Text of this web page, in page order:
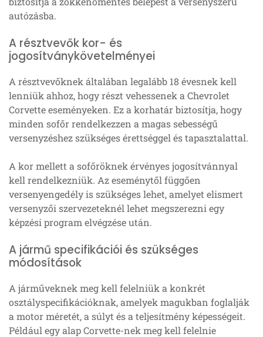
autózásba.
A résztvevők kor- és
jogosítványkövetelményei
A résztvevőknek általában legalább 18 évesnek kell
lenniük ahhoz, hogy részt vehessenek a Chevrolet
Corvette eseményeken. Ez a korhatár biztosítja, hogy
minden sofőr rendelkezzen a magas sebességű
versenyzéshez szükséges érettséggel és tapasztalattal.
A kor mellett a sofőröknek érvényes jogosítvánnyal
kell rendelkezniük. Az eseménytől függően
versenyengedély is szükséges lehet, amelyet elismert
versenyzői szervezeteknél lehet megszerezni egy
képzési program elvégzése után.
A jármű specifikációi és szükséges
módosítások
A járműveknek meg kell felelniük a konkrét
osztályspecifikációknak, amelyek magukban foglalják
a motor méretét, a súlyt és a teljesítmény képességeit.
Például egy alap Corvette-nek meg kell felelnie